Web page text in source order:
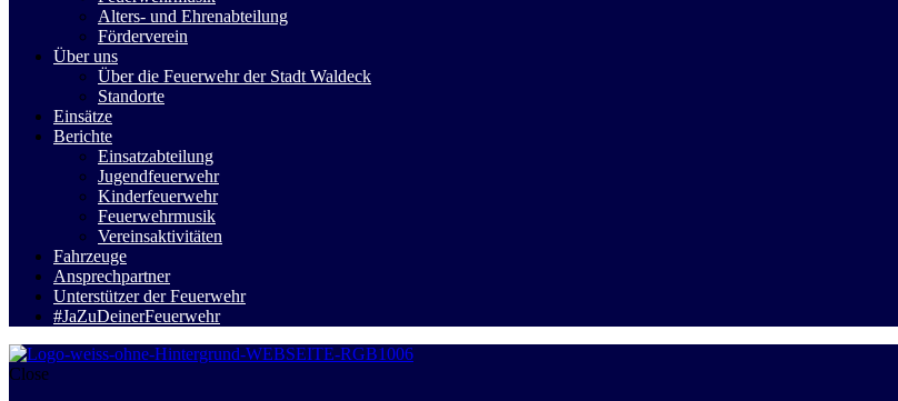
Alters- und Ehrenabteilung
Förderverein
Über uns
Über die Feuerwehr der Stadt Waldeck
Standorte
Einsätze
Berichte
Einsatzabteilung
Jugendfeuerwehr
Kinderfeuerwehr
Feuerwehrmusik
Vereinsaktivitäten
Fahrzeuge
Ansprechpartner
Unterstützer der Feuerwehr
#JaZuDeinerFeuerwehr
Close